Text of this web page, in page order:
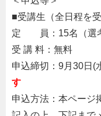
■受講生（全日程を
定 員：15名（選考
受 講 料：無料
申込締切：9月30日(
す
申込方法：本ページ